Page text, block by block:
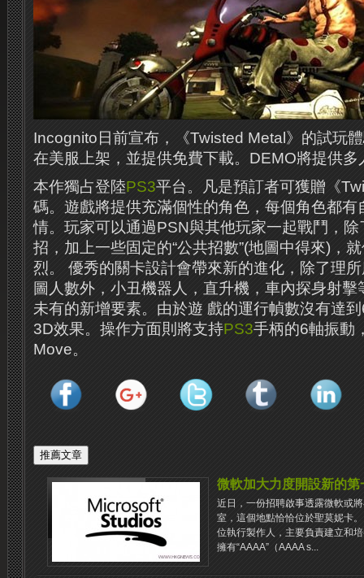
Incognito日前宣布，《Twisted Metal》的試玩
在美服上架，並提供免費下載。DEMO將提供多
本作獨占登陸PS3平台。凡是預訂者可獲贈《
碼。遊戲將提供充滿個性的角色，每個角色都有
情。玩家可以通過PSN與其他玩家一起戰鬥，
招，加上一些固定的“公共招數”(地圖中得來)，
烈。 優秀的關卡設計會帶來新的進化，除了理
圖人數外，小丑機器人，直升機，車內探身射
未有的新增要素。由於遊 ​​戲的運行幀數沒有達
3D效果。操作方面則將支持PS3手柄的6軸振動
Move。
微軟加大力度開設新的第
近日，一份招聘啟事透露微軟或
室，這個地點恰恰位於聖莫妮卡
位執行製作人，主要負責建立和
擁有“AAAA”（AAAA s...